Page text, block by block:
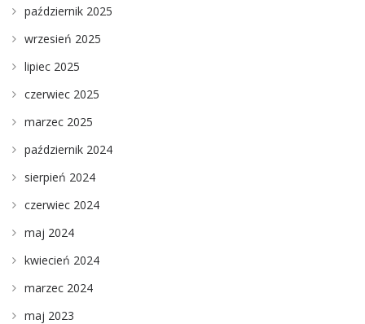
październik 2025
wrzesień 2025
lipiec 2025
czerwiec 2025
marzec 2025
październik 2024
sierpień 2024
czerwiec 2024
maj 2024
kwiecień 2024
marzec 2024
maj 2023